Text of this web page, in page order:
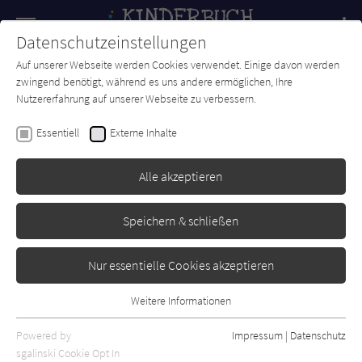
SUCHE Forum Charts Newsletter
Benoît Delalandre
Rund um die Welt
Erschienen: August 2006 0
Datenschutzeinstellungen
Auf unserer Webseite werden Cookies verwendet. Einige davon werden
zwingend benötigt, während es uns andere ermöglichen, Ihre
Nutzererfahrung auf unserer Webseite zu verbessern.
Essentiell Externe Inhalte
Alle akzeptieren
Speichern & schließen
Nur essentielle Cookies akzeptieren
Essentielle Cookies werden für grundlegende Funktionen der
Webseite benötigt. Dadurch ist gewährleistet, dass die Webseite
Weitere Informationen
Powered by
sgalinski Cookie Opt In
Impressum | Datenschutz